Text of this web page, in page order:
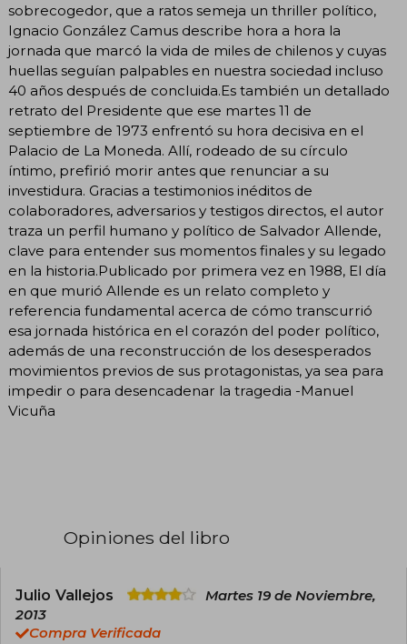
sobrecogedor, que a ratos semeja un thriller político,
Ignacio González Camus describe hora a hora la
jornada que marcó la vida de miles de chilenos y cuyas
huellas seguían palpables en nuestra sociedad incluso
40 años después de concluida.Es también un detallado
retrato del Presidente que ese martes 11 de
septiembre de 1973 enfrentó su hora decisiva en el
Palacio de La Moneda. Allí, rodeado de su círculo
íntimo, prefirió morir antes que renunciar a su
investidura. Gracias a testimonios inéditos de
colaboradores, adversarios y testigos directos, el autor
traza un perfil humano y político de Salvador Allende,
clave para entender sus momentos finales y su legado
en la historia.Publicado por primera vez en 1988, El día
en que murió Allende es un relato completo y
referencia fundamental acerca de cómo transcurrió
esa jornada histórica en el corazón del poder político,
además de una reconstrucción de los desesperados
movimientos previos de sus protagonistas, ya sea para
impedir o para desencadenar la tragedia -Manuel
Vicuña
Opiniones del libro
Julio Vallejos
Martes 19 de Noviembre,
2013
Compra Verificada